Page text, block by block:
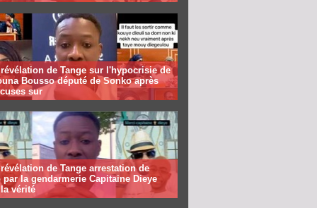
de Tange sur l'hypocrisie de
Bousso député de Sonko après
sur
de Tange arrestation de
par la gendarmerie Capitaine Dieye
vérité